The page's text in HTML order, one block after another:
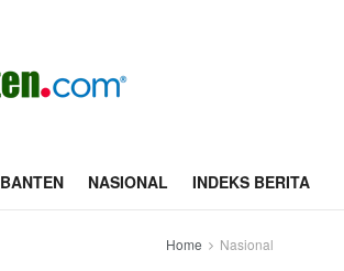
BANTEN NASIONAL INDEKS BERITA
Home Nasional